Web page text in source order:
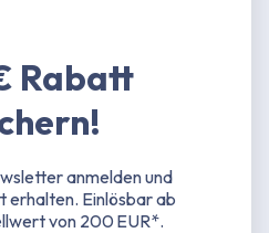
25x12 mm - 1 mm
Stahl
Rabatt
anmelden und
erhalten. Einlösbar ab
von 200 EUR*.